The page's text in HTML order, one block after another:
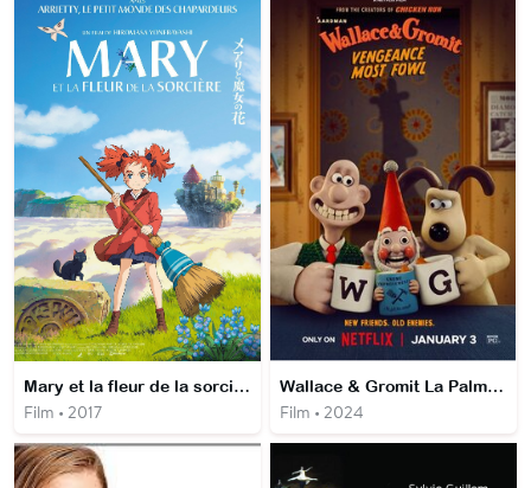
Mary et la fleur de la sorcière
Film • 2017
Wallace & Gromit La Palme de la Vengeance
Film • 2024